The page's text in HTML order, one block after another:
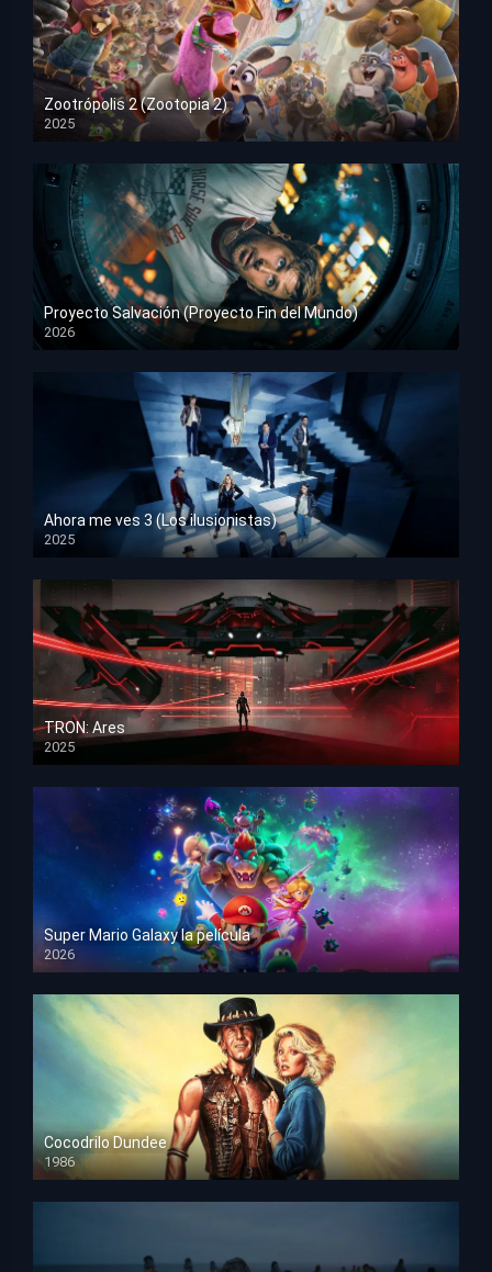
Zootrópolis 2 (Zootopia 2)
2025
HD 1080p
Proyecto Salvación (Proyecto Fin del Mundo)
2026
HD 1080p
Ahora me ves 3 (Los ilusionistas)
2025
HD 1080p
TRON: Ares
2025
HD 1080p
Super Mario Galaxy la película
2026
HD 1080p
Cocodrilo Dundee
1986
HD 1080p